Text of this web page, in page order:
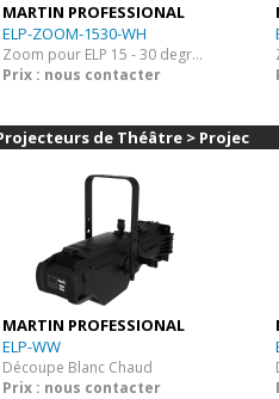
MARTIN PROFESSIONAL
ELP-ZOOM-1530-WH
Zoom pour ELP 15 - 30 degrés - Blanc
Prix : nous contacter
de Théâtre >
MARTIN PROFESSIONAL
ELP-WW
Découpe Blanc Chaud
Prix : nous contacter